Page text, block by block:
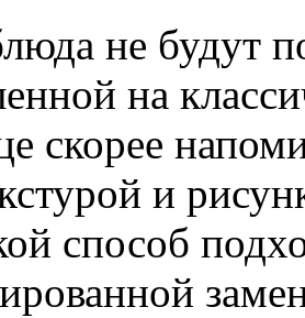
не будут
на
скорее
и
способ